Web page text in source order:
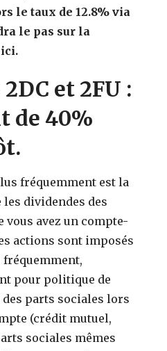
le taux de 12.8% via
le pas sur la
et 2FU :
de 40%
fréquemment est la
les dividendes des
vous avez un compte-
actions sont imposés
fréquemment,
pour politique de
parts sociales lors
(crédit mutuel,
sociales mêmes